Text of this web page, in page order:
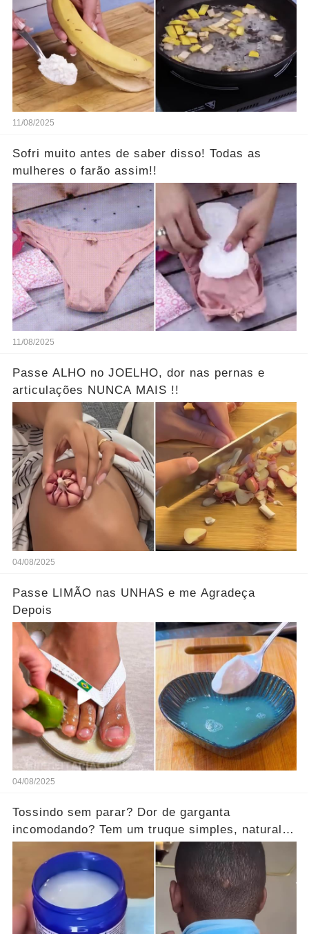
11/08/2025
Sofri muito antes de saber disso! Todas as
mulheres o farão assim!!
11/08/2025
Passe ALHO no JOELHO, dor nas pernas e
articulações NUNCA MAIS !!
04/08/2025
Passe LIMÃO nas UNHAS e me Agradeça
Depois
04/08/2025
Tossindo sem parar? Dor de garganta
incomodando? Tem um truque simples, natural e